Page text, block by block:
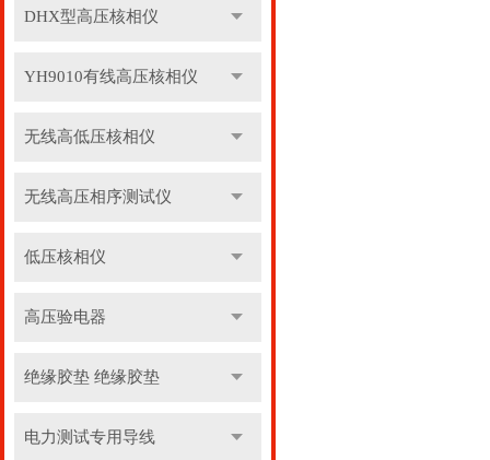
DHX型高压核相仪
YH9010有线高压核相仪
无线高低压核相仪
无线高压相序测试仪
低压核相仪
高压验电器
绝缘胶垫 绝缘胶垫
电力测试专用导线